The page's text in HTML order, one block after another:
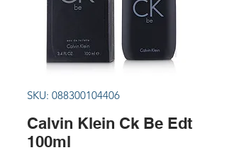
SKU: 088300104406
Calvin Klein Ck Be Edt
100ml